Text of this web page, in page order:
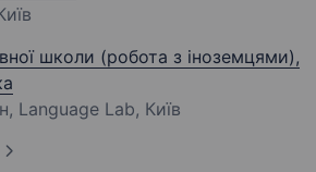
школи (робота з іноземцями),
, Language Lab, Київ